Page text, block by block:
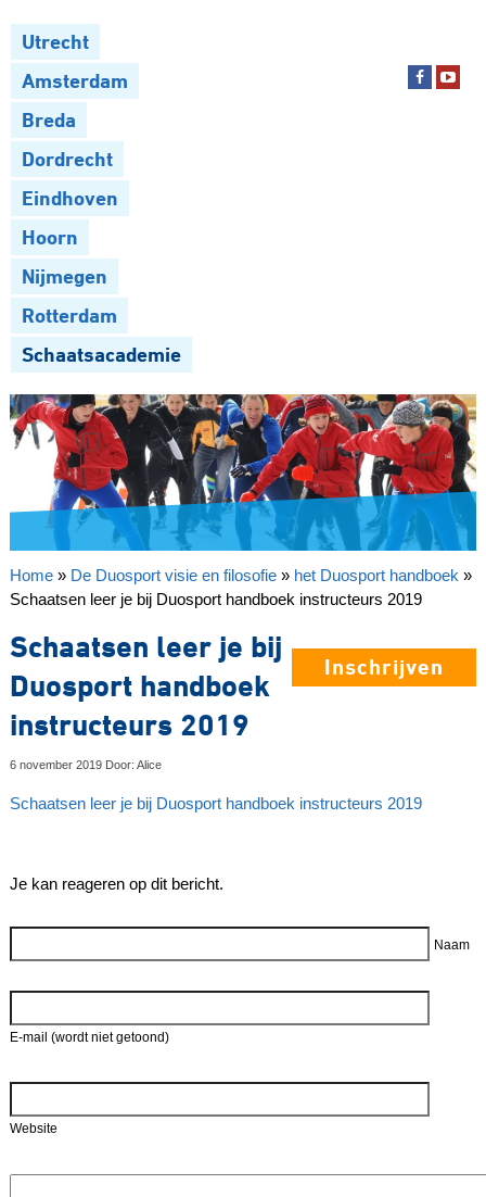
Utrecht
Amsterdam
Breda
Dordrecht
Eindhoven
Hoorn
Nijmegen
Rotterdam
Schaatsacademie
Home» De Duosport visie en filosofie» het Duosport handboek »
Schaatsen leer je bij Duosport handboek instructeurs 2019
Inschrijven
Schaatsen leer je bij
Duosport handboek
instructeurs 2019
6 november 2019 Door: Alice
Schaatsen leer je bij Duosport handboek instructeurs 2019
Je kan reageren op dit bericht.
Naam
E-mail (wordt niet getoond)
Website